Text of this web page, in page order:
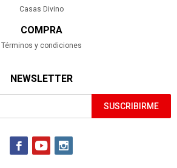
Casas Divino
COMPRA
Términos y condiciones
NEWSLETTER
SUSCRIBIRME
  